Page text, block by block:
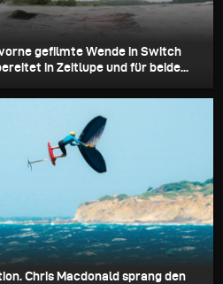
gefilmte Wende in Switch
in Zeitlupe und für beide...
Chris Macdonald sprang den